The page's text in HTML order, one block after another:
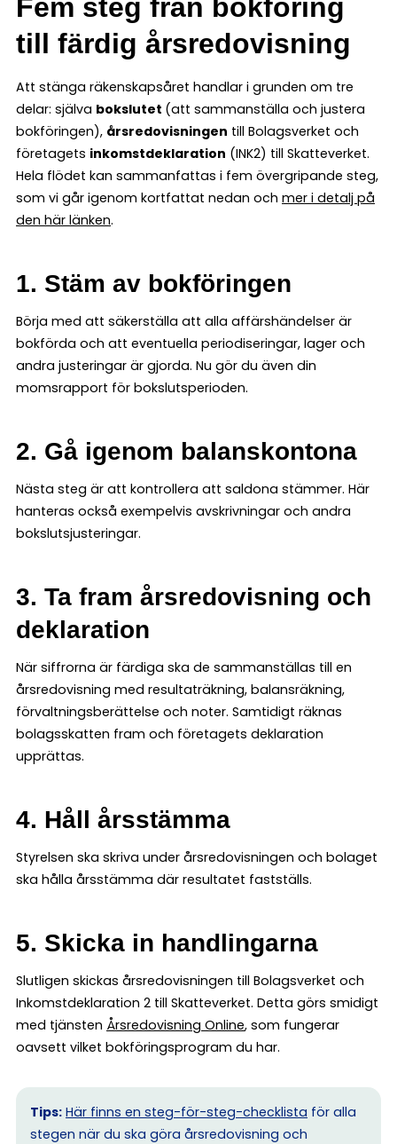
Fem steg från bokföring
till färdig årsredovisning
Att stänga räkenskapsåret handlar i grunden om tre
delar: själva bokslutet (att sammanställa och justera
bokföringen), årsredovisningen till Bolagsverket och
företagets inkomstdeklaration (INK2) till Skatteverket.
Hela flödet kan sammanfattas i fem övergripande steg,
som vi går igenom kortfattat nedan och mer i detalj på
den här länken.
1. Stäm av bokföringen
Börja med att säkerställa att alla affärshändelser är
bokförda och att eventuella periodiseringar, lager och
andra justeringar är gjorda. Nu gör du även din
momsrapport för bokslutsperioden.
2. Gå igenom balanskontona
Nästa steg är att kontrollera att saldona stämmer. Här
hanteras också exempelvis avskrivningar och andra
bokslutsjusteringar.
3. Ta fram årsredovisning och
deklaration
När siffrorna är färdiga ska de sammanställas till en
årsredovisning med resultaträkning, balansräkning,
förvaltningsberättelse och noter. Samtidigt räknas
bolagsskatten fram och företagets deklaration
upprättas.
4. Håll årsstämma
Styrelsen ska skriva under årsredovisningen och bolaget
ska hålla årsstämma där resultatet fastställs.
5. Skicka in handlingarna
Slutligen skickas årsredovisningen till Bolagsverket och
Inkomstdeklaration 2 till Skatteverket. Detta görs smidigt
med tjänsten Årsredovisning Online, som fungerar
oavsett vilket bokföringsprogram du har.
Tips: Här finns en steg-för-steg-checklista för alla
stegen när du ska göra årsredovisning och